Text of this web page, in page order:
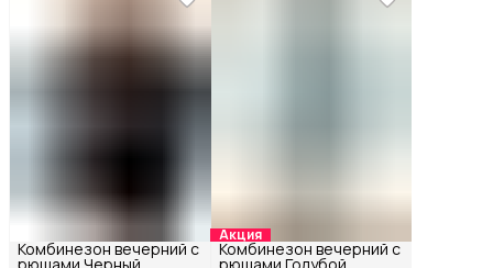
Комбинезон вечерний с
Акция
Комбинезон вечерний с